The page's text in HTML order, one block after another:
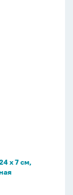
x 7 см,